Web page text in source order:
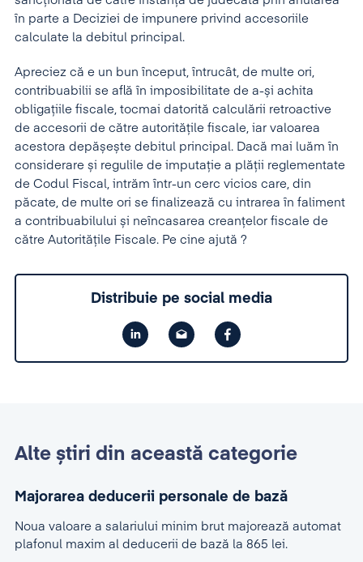
în parte a Deciziei de impunere privind accesoriile
calculate la debitul principal.
Apreciez că e un bun început, întrucât, de multe ori,
contribuabilii se află în imposibilitate de a-și achita
obligațiile fiscale, tocmai datorită calculării retroactive
de accesorii de către autoritățile fiscale, iar valoarea
acestora depășește debitul principal. Dacă mai luăm în
considerare și regulile de imputație a plății reglementate
de Codul Fiscal, intrăm într-un cerc vicios care, din
păcate, de multe ori se finalizează cu intrarea în faliment
a contribuabilului și neîncasarea creanțelor fiscale de
către Autoritățile Fiscale. Pe cine ajută ?
Distribuie pe social media
Alte știri din această categorie
Majorarea deducerii personale de bază
Noua valoare a salariului minim brut majorează automat
plafonul maxim al deducerii de bază la 865 lei.